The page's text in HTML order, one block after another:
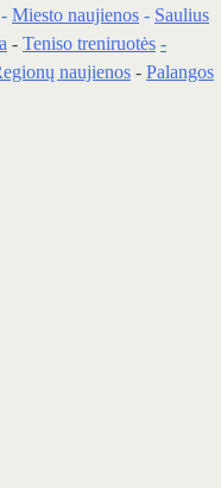
- Miesto naujienos - Saulius
- Teniso treniruotės -
naujienos - Palangos